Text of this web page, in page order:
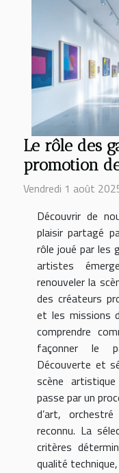
Le rôle des
promotion
Vendredi 1 août
Découvrir de
plaisir partagé
rôle joué par les
artistes
renouveler la
des créateurs
et les missions
comprendre
façonner le
Découverte et
scène
passe par un
d’art,
reconnu. La
critères
qualité